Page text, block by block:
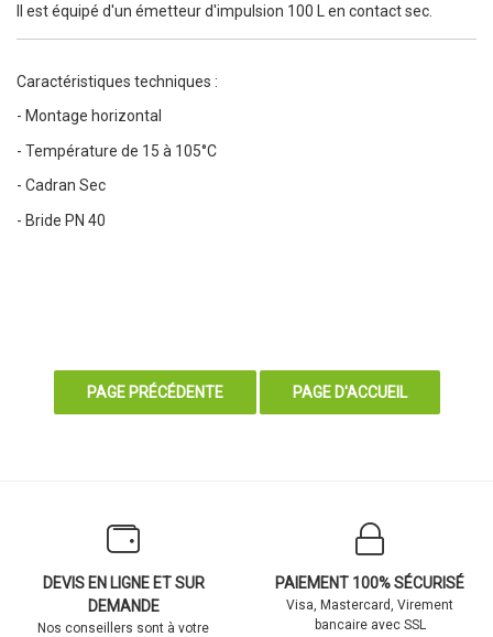
Il est équipé d'un émetteur d'impulsion 100 L en contact sec.
Caractéristiques techniques :
- Montage horizontal
- Température de 15 à 105°C
- Cadran Sec
- Bride PN 40
DEVIS EN LIGNE ET SUR
DEMANDE
Nos conseillers sont à votre
PAIEMENT 100% SÉCURISÉ
Visa, Mastercard, Virement
bancaire avec SSL